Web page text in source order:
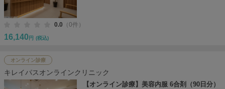
0.0 （0件）
16,140 円 (税込)
オンライン診療
キレイパスオンラインクリニック
【オンライン診療】美容内服 6合剤（90日分）